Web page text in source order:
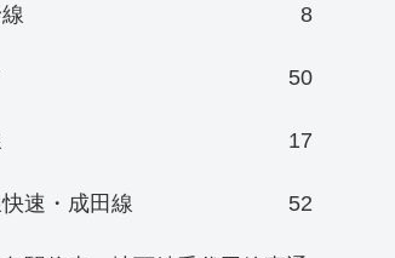
8
50
17
速・成田線 52